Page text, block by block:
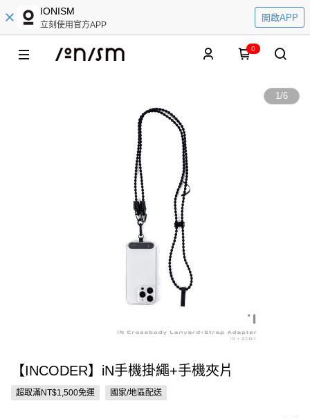
IONISM
立刻使用官方APP
開啟APP
0
1/6
【INCODER】iN手機掛繩+手機夾片
超取滿NT$1,500免運 國家/地區配送